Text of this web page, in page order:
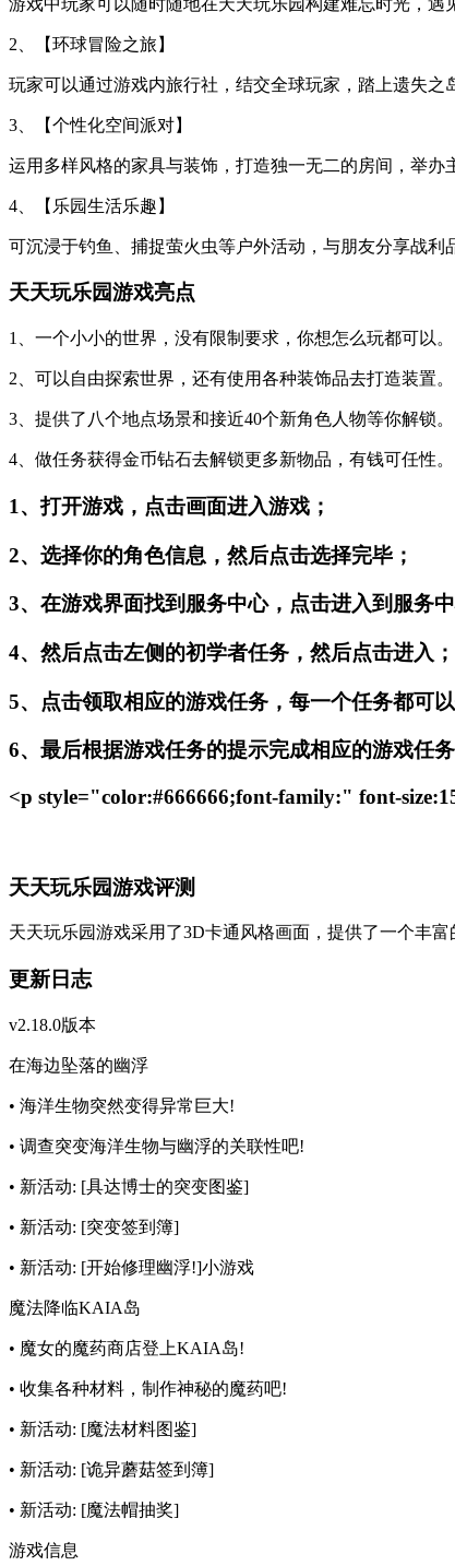
2、【环球冒险之旅】
玩家可以通过游戏内旅行社，结交全球玩家，踏上遗失之
3、【个性化空间派对】
运用多样风格的家具与装饰，打造独一无二的房间，举办
4、【乐园生活乐趣】
可沉浸于钓鱼、捕捉萤火虫等户外活动，与朋友分享战利
天天玩乐园游戏亮点
1、一个小小的世界，没有限制要求，你想怎么玩都可以。
2、可以自由探索世界，还有使用各种装饰品去打造装置。
3、提供了八个地点场景和接近40个新角色人物等你解锁。
4、做任务获得金币钻石去解锁更多新物品，有钱可任性。
1、打开游戏，点击画面进入游戏；
2、选择你的角色信息，然后点击选择完毕；
3、在游戏界面找到服务中心，点击进入到服务中
4、然后点击左侧的初学者任务，然后点击进入；
5、点击领取相应的游戏任务，每一个任务都可以
6、最后根据游戏任务的提示完成相应的游戏任务
<p style="color:#666666;font-family:" font-
天天玩乐园游戏评测
天天玩乐园游戏采用了3D卡通风格画面，提供了一个丰
更新日志
v2.18.0版本
在海边坠落的幽浮
• 海洋生物突然变得异常巨大!
• 调查突变海洋生物与幽浮的关联性吧!
• 新活动: [具达博士的突变图鉴]
• 新活动: [突变签到簿]
• 新活动: [开始修理幽浮!]小游戏
魔法降临KAIA岛
• 魔女的魔药商店登上KAIA岛!
• 收集各种材料，制作神秘的魔药吧!
• 新活动: [魔法材料图鉴]
• 新活动: [诡异蘑菇签到簿]
• 新活动: [魔法帽抽奖]
游戏信息